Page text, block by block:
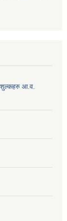
शुल्कहरु आ.व.